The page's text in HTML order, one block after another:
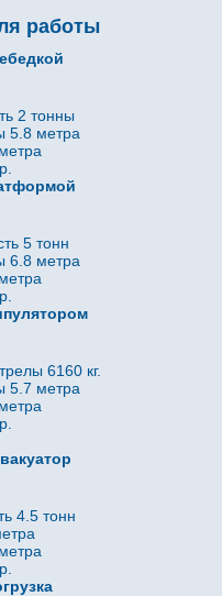
работы
2 тонны
5.8 метра
5 тонн
6.8 метра
6160 кг.
5.7 метра
4.5 тонн